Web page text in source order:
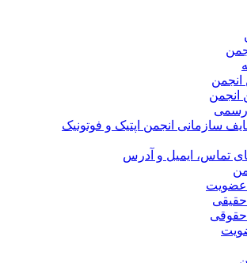
سازمانی انجمن اپتیک و فوتونیک
تماس، ایمیل و آدرس